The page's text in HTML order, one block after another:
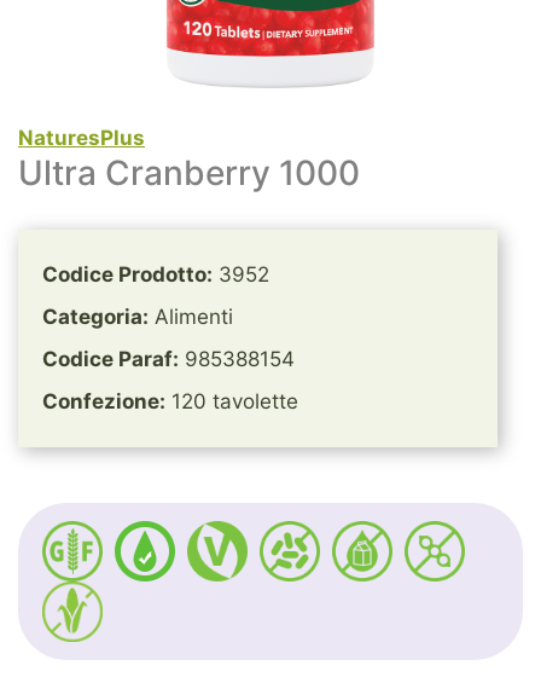
NaturesPlus
Ultra Cranberry 1000
Codice Prodotto: 3952
Categoria: Alimenti
Codice Paraf: 985388154
Confezione: 120 tavolette